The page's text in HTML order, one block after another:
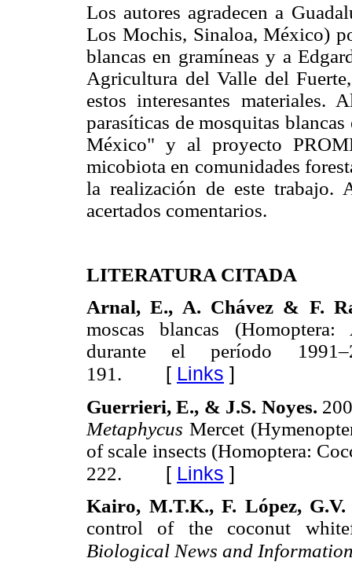
Los autores agradecen a
Los Mochis, Sinaloa, México)
blancas en gramíneas y a
Agricultura del Valle del
estos interesantes
parasíticas de mosquitas
México" y al proyecto
micobiota en comunidades
la realización de este trabajo.
acertados comentarios.
LITERATURA CITADA
Arnal, E., A. Chávez & F.
moscas blancas
durante el período
191. [ Links ]
Guerrieri, E., & J.S. Noyes.
MetaphycusMercet
of scale insects (Homoptera:
222. [ Links ]
Kairo, M.T.K., F. López,
control of the coconut
Biological News and